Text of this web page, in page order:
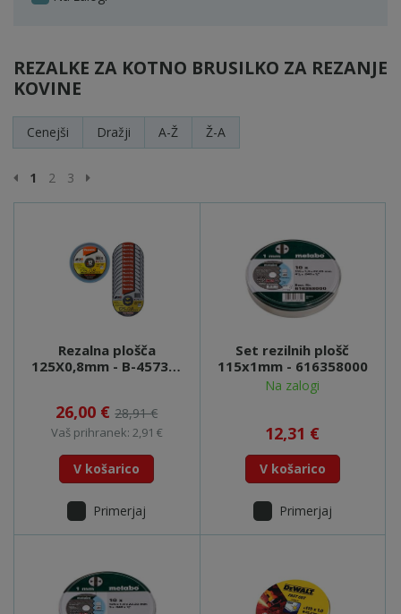
REZALKE ZA KOTNO BRUSILKO ZA REZANJE
KOVINE
Cenejši Dražji A-Ž Ž-A
Prejšnja stran
1 2 3 Naslednja stran
Rezalna plošča
125X0,8mm - B-45733-
26,00 €28,91 €
Vaš prihranek: 2,91 €
V košarico
Primerjaj
Set rezilnih plošč
115x1mm - 616358000
Na zalogi
12,31 €
V košarico
Primerjaj